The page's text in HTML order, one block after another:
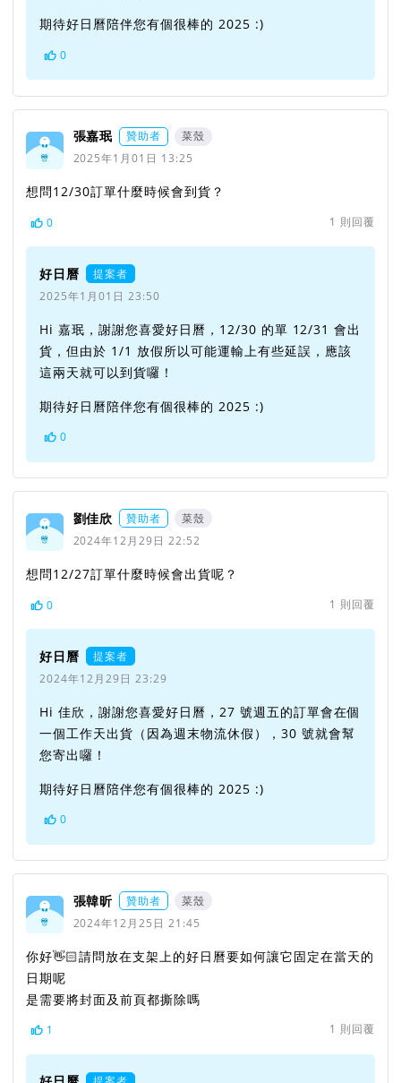
期待好日曆陪伴您有個很棒的 2025 :)
0
張嘉珉 贊助者
菜殼
2025年1月01日 13:25
想問12/30訂單什麼時候會到貨？
0 1 則回覆
好日曆
提案者
2025年1月01日 23:50
Hi 嘉珉，謝謝您喜愛好日曆，12/30 的單 12/31 會出
貨，但由於 1/1 放假所以可能運輸上有些延誤，應該
這兩天就可以到貨囉！
期待好日曆陪伴您有個很棒的 2025 :)
0
劉佳欣 贊助者
菜殼
2024年12月29日 22:52
想問12/27訂單什麼時候會出貨呢？
0 1 則回覆
好日曆
提案者
2024年12月29日 23:29
Hi 佳欣，謝謝您喜愛好日曆，27 號週五的訂單會在個
一個工作天出貨（因為週末物流休假），30 號就會幫
您寄出囉！
期待好日曆陪伴您有個很棒的 2025 :)
0
張韓昕 贊助者
菜殼
2024年12月25日 21:45
你好👋🏻請問放在支架上的好日曆要如何讓它固定在當天的
日期呢
是需要將封面及前頁都撕除嗎
1 1 則回覆